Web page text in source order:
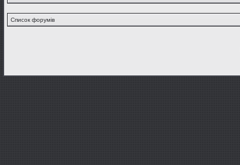
Список форумів